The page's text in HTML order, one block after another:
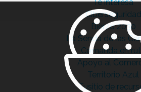
Te interesa
Ciberseguridad
Bierzo 2030
La Senda de las
Comanda en
Apoyo al
Territorio Azul
Tusitio de